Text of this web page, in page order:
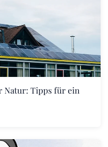
Natur: Tipps für ein